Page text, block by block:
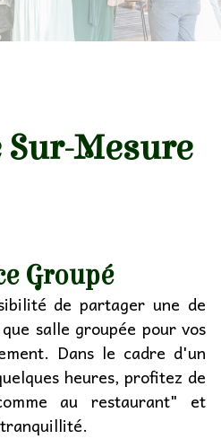
Mesure
Groupé
de partager une de
salle groupée pour vos
Dans le cadre d'un
heures, profitez de
au restaurant" et